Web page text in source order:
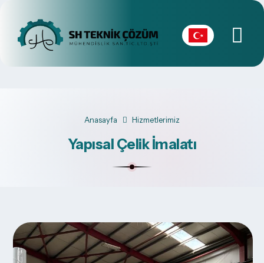
Anasayfa Hizmetlerimiz
Yapısal Çelik İmalatı